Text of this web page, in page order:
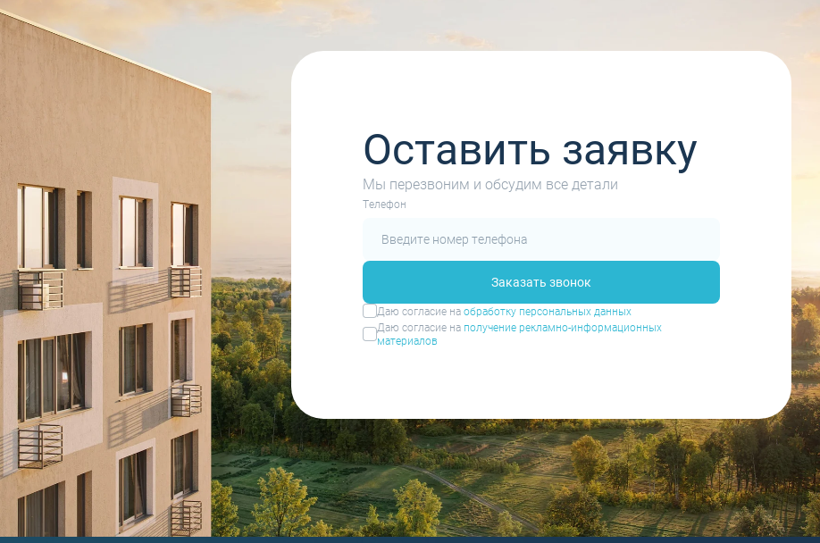
Оставить заявку
Мы перезвоним и обсудим все детали
Tелефон
Заказать звонок
Даю согласие наобработку персональных данных
Даю согласие на получение рекламно-информационных
материалов